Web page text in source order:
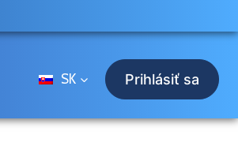
SK Prihlásiť sa